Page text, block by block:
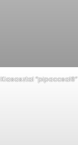
Kiasasztal “pipaccsal6”